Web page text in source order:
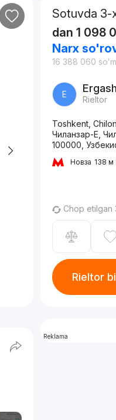
Sotuvda 3-
dan 1 098
Narx
16 388 060 soʻm
E
Rieltor
Toshkent,
Чиланзар-Е,
100000,
Новза 138 м
Chop etilgan
Rieltor
Reklama